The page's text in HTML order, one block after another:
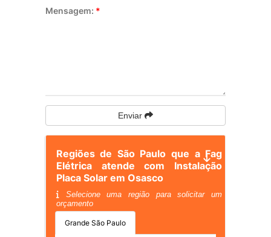
Mensagem: *
Enviar
Regiões de São Paulo que a Fag
Elétrica atende com Instalação
Placa Solar em Osasco
Selecione uma região para solicitar um
orçamento
Grande São Paulo